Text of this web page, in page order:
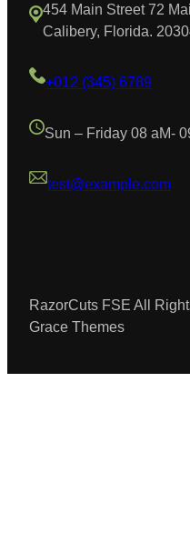
454 Main Street 72
Calibery, Florida.
+012 (345) 6789
Sun – Friday 08 aM-
test@example.com
RazorCuts FSE All
Grace Themes